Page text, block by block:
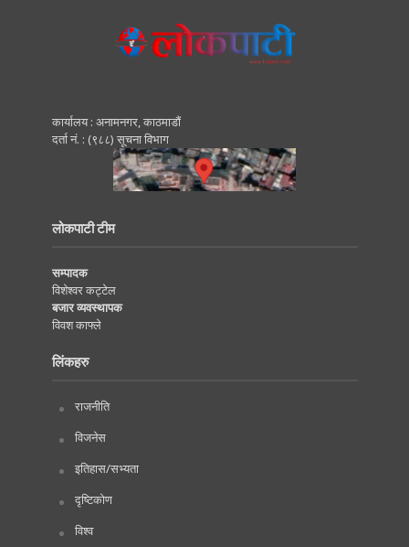
कार्यालय : अनामनगर, काठमाडाैं
दर्ता नं. : (९८८) सूचना विभाग
लोकपाटी टीम
सम्पादक
विशेश्वर कट्टेल
बजार व्यवस्थापक
विवश काफ्ले
लिंकहरु
राजनीति
विजनेस
इतिहास/सभ्यता
दृष्टिकोण
विश्व